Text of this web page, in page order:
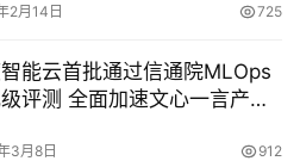
2月14日 725
能云首批通过信通院MLOps
评测 全面加速文心一言产业
3月8日 912